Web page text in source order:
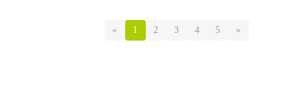
« 1 2 3 4 5 »